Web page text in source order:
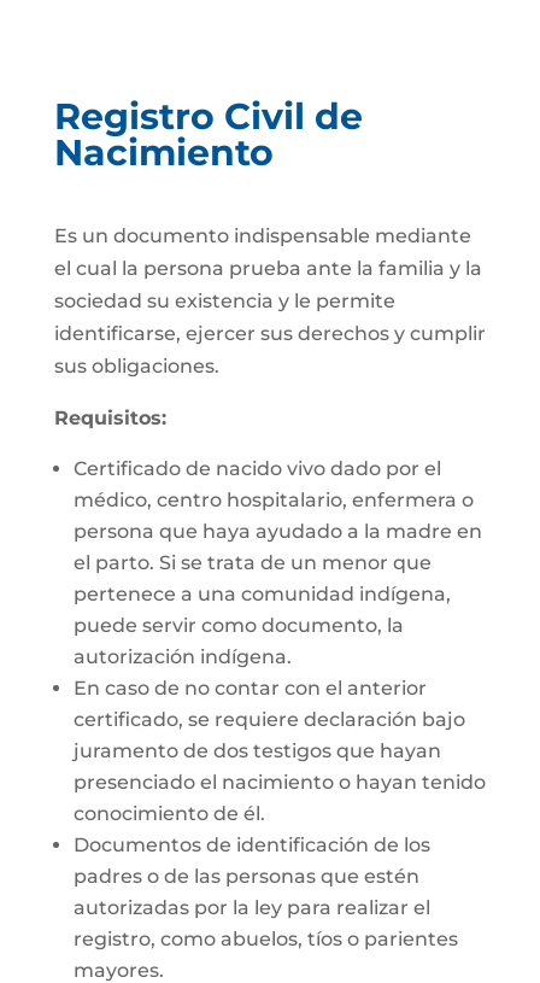
Registro Civil de
Nacimiento
Es un documento indispensable mediante
el cual la persona prueba ante la familia y la
sociedad su existencia y le permite
identificarse, ejercer sus derechos y cumplir
sus obligaciones.
Requisitos:
Certificado de nacido vivo dado por el
médico, centro hospitalario, enfermera o
persona que haya ayudado a la madre en
el parto. Si se trata de un menor que
pertenece a una comunidad indígena,
puede servir como documento, la
autorización indígena.
En caso de no contar con el anterior
certificado, se requiere declaración bajo
juramento de dos testigos que hayan
presenciado el nacimiento o hayan tenido
conocimiento de él.
Documentos de identificación de los
padres o de las personas que estén
autorizadas por la ley para realizar el
registro, como abuelos, tíos o parientes
mayores.